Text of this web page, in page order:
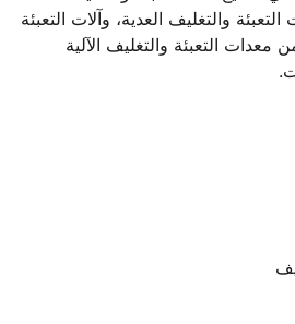
التعبئة والتغليف العدية، وآلات التعبئة
معدات التعبئة والتغليف الآلية